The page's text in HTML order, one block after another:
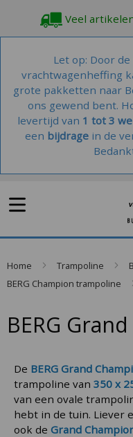
Veel
Let op: Door
vrachtwagenheffing
grote pakketten naar
ons gewend bent.
levertijd van 1 tot 3
een bijdrage in de
Home Trampoline
BERG Champion trampoline
BERG
De BERG Grand
trampoline van 350 x
van een ovale
hebt in de tuin. Liever
ook de Grand